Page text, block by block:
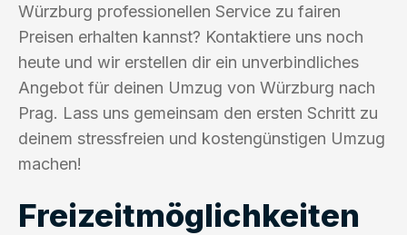
Würzburg professionellen Service zu fairen
Preisen erhalten kannst? Kontaktiere uns noch
heute und wir erstellen dir ein unverbindliches
Angebot für deinen Umzug von Würzburg nach
Prag. Lass uns gemeinsam den ersten Schritt zu
deinem stressfreien und kostengünstigen Umzug
machen!
Freizeitmöglichkeiten